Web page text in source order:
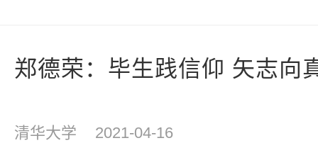
郑德荣：毕生践信仰 矢志向
清华大学 2021-04-16